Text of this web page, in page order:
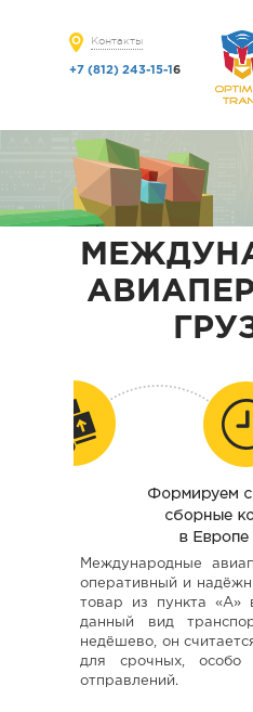
Контакты
+7 (812) 243-15-1 6
Международные
оперативный и
товар из пункта «А»
данный вид
недёшево, он
для срочных, особо
отправлений.